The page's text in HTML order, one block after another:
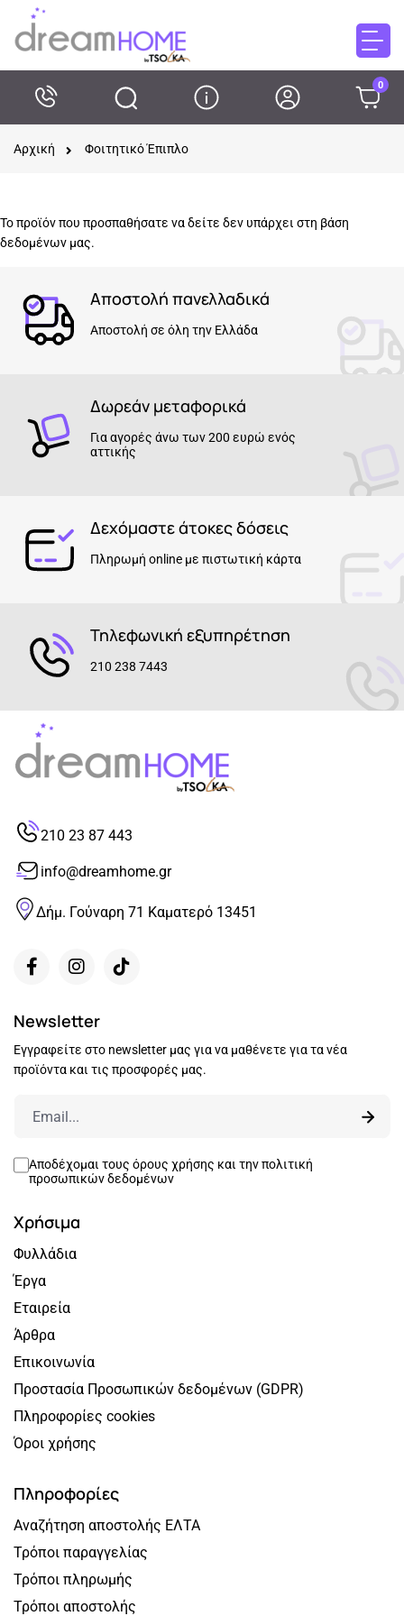
0
Αρχική Φοιτητικό Έπιπλο
Το προϊόν που προσπαθήσατε να δείτε δεν υπάρχει στη βάση
δεδομένων μας.
Αποστολή πανελλαδικά
Αποστολή σε όλη την Ελλάδα
Δωρεάν μεταφορικά
Για αγορές άνω των 200 ευρώ ενός
αττικής
Δεχόμαστε άτοκες δόσεις
Πληρωμή online με πιστωτική κάρτα
Τηλεφωνική εξυπηρέτηση
210 238 7443
210 23 87 443
info@dreamhome.gr
Δήμ. Γούναρη 71 Καματερό 13451
Newsletter
Εγγραφείτε στο newsletter μας για να μαθένετε για τα νέα
προϊόντα και τις προσφορές μας.
Αποδέχομαι τους όρους χρήσης και τηνπολιτική
προσωπικών δεδομένων
Χρήσιμα
Φυλλάδια
Έργα
Εταιρεία
Άρθρα
Επικοινωνία
Προστασία Προσωπικών δεδομένων (GDPR)
Πληροφορίες cookies
Όροι χρήσης
Πληροφορίες
Αναζήτηση αποστολής ΕΛΤΑ
Τρόποι παραγγελίας
Τρόποι πληρωμής
Τρόποι αποστολής